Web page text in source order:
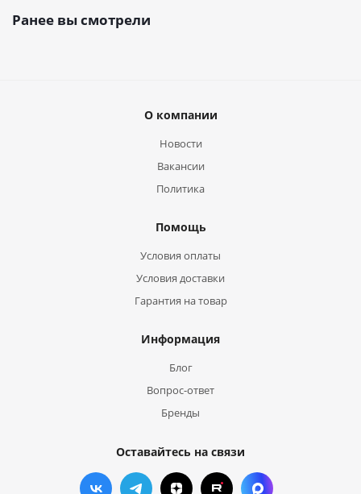
Ранее вы смотрели
О компании
Новости
Вакансии
Политика
Помощь
Условия оплаты
Условия доставки
Гарантия на товар
Информация
Блог
Вопрос-ответ
Бренды
Оставайтесь на связи